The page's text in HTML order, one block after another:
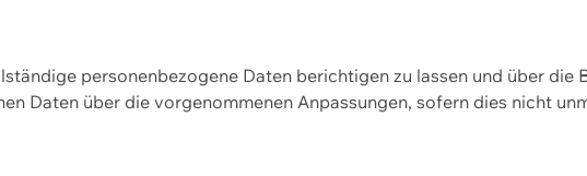
personenbezogene Daten berichtigen zu lassen und über die
Daten über die vorgenommenen Anpassungen, sofern dies nicht